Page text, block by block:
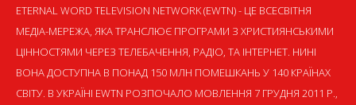
ETERNAL WORD TELEVISION NETWORK (EWTN) - ЦЕ ВСЕСВІТНЯ
МЕДІА-МЕРЕЖА, ЯКА ТРАНСЛЮЄ ПРОГРАМИ З ХРИСТИЯНСЬКИМИ
ЦІННОСТЯМИ ЧЕРЕЗ ТЕЛЕБАЧЕННЯ, РАДІО, ТА ІНТЕРНЕТ. НИНІ
ВОНА ДОСТУПНА В ПОНАД 150 МЛН ПОМЕШКАНЬ У 140 КРАЇНАХ
СВІТУ. В УКРАЇНІ EWTN РОЗПОЧАЛО МОВЛЕННЯ 7 ГРУДНЯ 2011 Р.,